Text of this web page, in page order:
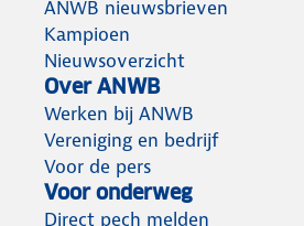
ANWB nieuwsbrieven
Kampioen
Nieuwsoverzicht
Over ANWB
Werken bij ANWB
Vereniging en bedrijf
Voor de pers
Voor onderweg
Direct pech melden